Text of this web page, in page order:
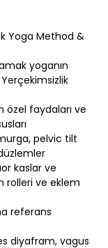
Yoga Method &
yoganın
özel faydaları ve
pelvic tilt
kaslar ve
rolleri ve eklem
referans
diyafram, vagus